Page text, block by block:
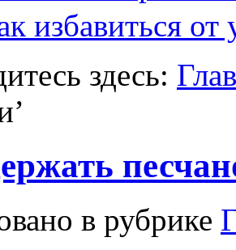
избавиться от
здесь:
’
в рубрике